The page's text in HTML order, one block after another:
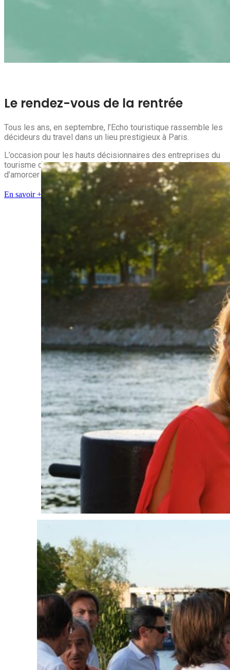
Le rendez-vous de la rentrée
Tous les ans, en septembre, l’Echo touristique rassemble les
décideurs du travel dans un lieu prestigieux à Paris.
L’occasion pour les hauts décisionnaires des entreprises du
tourisme de se retrouver après les vacances estivales et
d’amorcer l’année à venir.
En savoir +